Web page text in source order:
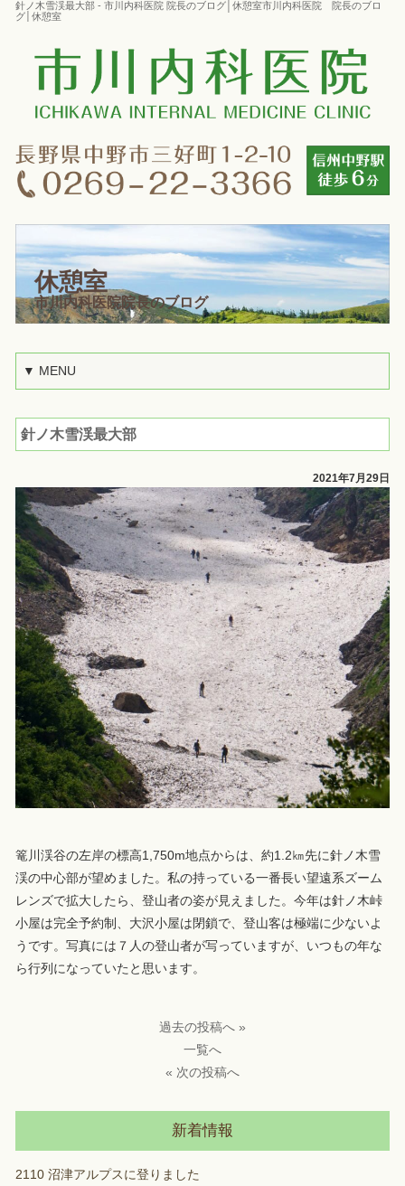
針ノ木雪渓最大部 - 市川内科医院 院長のブログ│休憩室市川内科医院 院長のブロ
グ│休憩室
休憩室
市川内科医院院長のブログ
▼ MENU
針ノ木雪渓最大部
2021年7月29日
篭川渓谷の左岸の標高1,750m地点からは、約1.2㎞先に針ノ木雪
渓の中心部が望めました。私の持っている一番長い望遠系ズーム
レンズで拡大したら、登山者の姿が見えました。今年は針ノ木峠
小屋は完全予約制、大沢小屋は閉鎖で、登山客は極端に少ないよ
うです。写真には７人の登山者が写っていますが、いつもの年な
ら行列になっていたと思います。
過去の投稿へ »
一覧へ
« 次の投稿へ
新着情報
2110 沼津アルプスに登りました